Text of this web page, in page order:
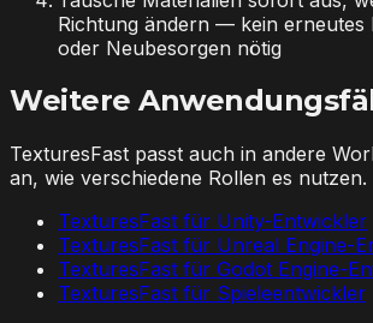
Richtung ändern — kein erneutes
oder Neubesorgen nötig
Weitere
TexturesFast passt auch in andere
an, wie verschiedene Rollen es nutzen.
TexturesFast für Unity-Entwickler
TexturesFast für Unreal Engine-
TexturesFast für Godot Engine-
TexturesFast für Spieleentwickler